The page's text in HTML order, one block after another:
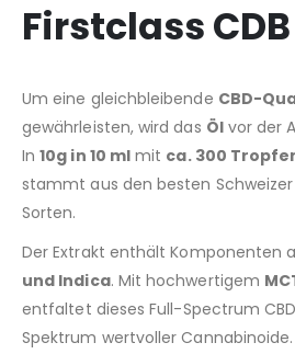
Firstclass CDB
Um eine gleichbleibende CBD-
gewährleisten, wird das Ölvor der
In10g in 10 ml mit ca. 300
stammt aus den besten
Sorten.
Der Extrakt enthält Komponenten
und Indica. Mit hochwertigem
entfaltet dieses Full-Spectrum
Spektrum wertvoller Cannabinoide.